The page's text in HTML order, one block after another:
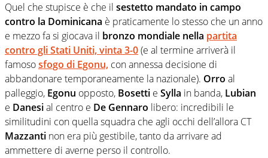
Quel che stupisce è che il sestetto mandato in campo
contro la Dominicana è praticamente lo stesso che un anno
e mezzo fa si giocava il bronzo mondiale nella partita
contro gli Stati Uniti, vinta 3-0(e al termine arriverà il
famososfogo di Egonu, con annessa decisione di
abbandonare temporaneamente la nazionale). Orro al
palleggio, Egonu opposto, Bosetti e Sylla in banda, Lubian
e Danesial centro e De Gennaro libero: incredibili le
similitudini con quella squadra che agli occhi dell’allora CT
Mazzanti non era più gestibile, tanto da arrivare ad
ammettere di averne perso il controllo.